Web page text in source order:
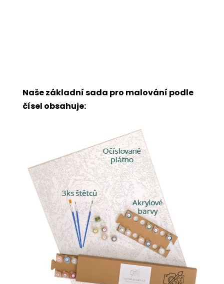
Naše základní sada pro malování podle
čísel obsahuje: